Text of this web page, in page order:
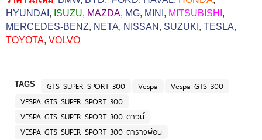
HYUNDAI , ISUZU, MAZDA, MG, MINI , MITSUBISHI ,
MERCEDES-BENZ, NETA, NISSAN , SUZUKI , TESLA,
TOYOTA, VOLVO
TAGS GTS SUPER SPORT 300 Vespa
Vespa GTS 300
VESPA GTS SUPER SPORT 300
VESPA GTS SUPER SPORT 300 ดาวน์
VESPA GTS SUPER SPORT 300 ตารางผ่อน